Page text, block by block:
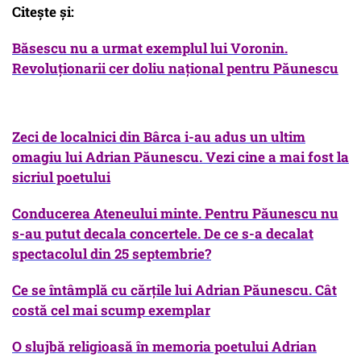
Citeşte şi:
Băsescu nu a urmat exemplul lui Voronin.
Revoluţionarii cer doliu naţional pentru Păunescu
Zeci de localnici din Bârca i-au adus un ultim
omagiu lui Adrian Păunescu. Vezi cine a mai fost la
sicriul poetului
Conducerea Ateneului minte. Pentru Păunescu nu
s-au putut decala concertele. De ce s-a decalat
spectacolul din 25 septembrie?
Ce se întâmplă cu cărțile lui Adrian Păunescu. Cât
costă cel mai scump exemplar
O slujbă religioasă în memoria poetului Adrian